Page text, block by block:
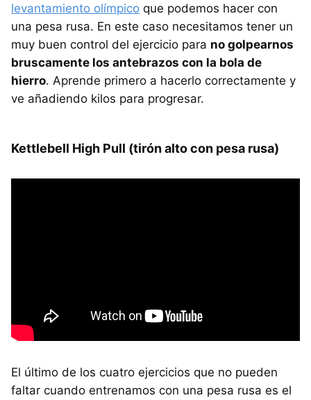
levantamiento olímpico que podemos hacer con
una pesa rusa. En este caso necesitamos tener un
muy buen control del ejercicio para no golpearnos
bruscamente los antebrazos con la bola de
hierro. Aprende primero a hacerlo correctamente y
ve añadiendo kilos para progresar.
Kettlebell High Pull (tirón alto con pesa rusa)
El último de los cuatro ejercicios que no pueden
faltar cuando entrenamos con una pesa rusa es el